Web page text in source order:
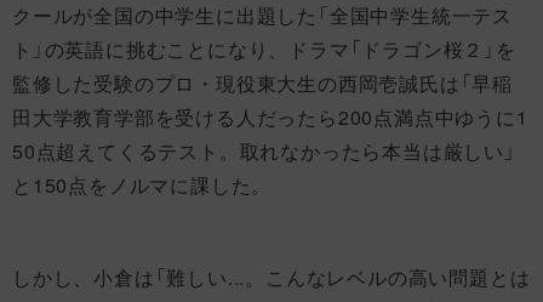
クールが全国の中学生に出題した「全国中学生統一テス
ト」の英語に挑むことになり、ドラマ「ドラゴン桜２」を
監修した受験のプロ・現役東大生の西岡壱誠氏は「早稲
田大学教育学部を受ける人だったら200点満点中ゆうに1
50点超えてくるテスト。取れなかったら本当は厳しい」
と150点をノルマに課した。
しかし、小倉は「難しい...。こんなレベルの高い問題とは